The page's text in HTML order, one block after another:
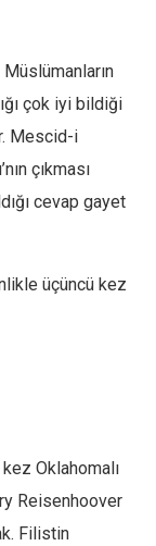
çok iyi bildiği
Mescid-i
çıkması
cevap gayet
üçüncü kez
Oklahomalı
Reisenhoover
Filistin